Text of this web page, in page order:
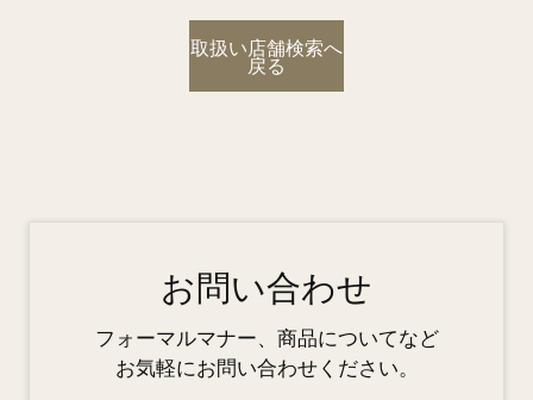
取扱い店舗検索へ
戻る
お問い合わせ
フォーマルマナー、商品についてなど
お気軽にお問い合わせください。